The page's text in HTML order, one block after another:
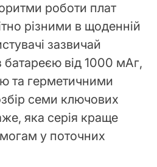
роботи плат
різними в щоденній
зазвичай
батареєю від 1000 мАг,
та герметичними
семи ключових
яка серія краще
у поточних